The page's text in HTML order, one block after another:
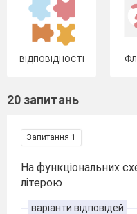
ВІДПОВІДНОСТІ
20 запитань
Запитання 1
На функціональних
літерою
варіанти відповідей